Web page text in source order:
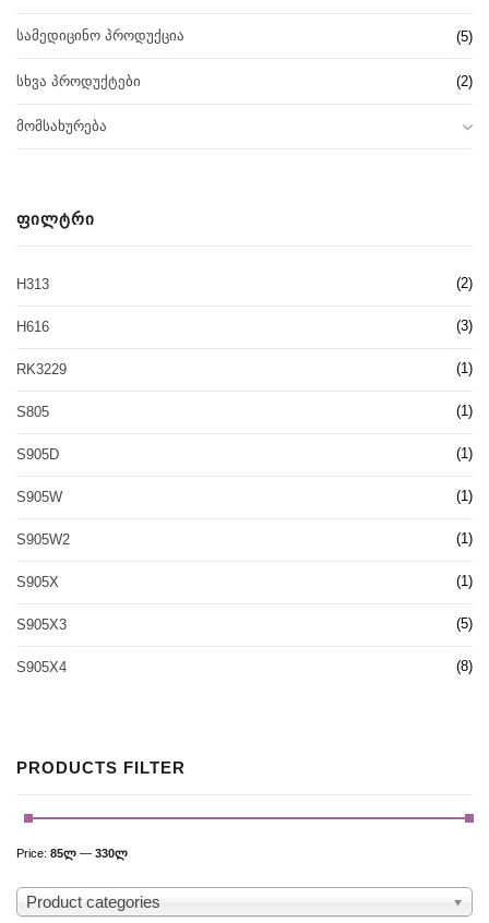
ᲡᲐᲛᲔᲓᲘᲪᲘᲜᲝ ᲞᲠᲝᲓᲣᲥᲪᲘᲐ (5)
ᲡᲮᲕᲐ ᲞᲠᲝᲓᲣᲥᲢᲔᲑᲘ (2)
ᲛᲝᲛᲡᲐᲮᲣᲠᲔᲑᲐ
ᲤᲘᲚᲢᲠᲘ
H313 (2)
H616 (3)
RK3229 (1)
S805 (1)
S905D (1)
S905W (1)
S905W2 (1)
S905X (1)
S905X3 (5)
S905X4 (8)
PRODUCTS FILTER
Price: 85ლ — 330ლ
Product categories